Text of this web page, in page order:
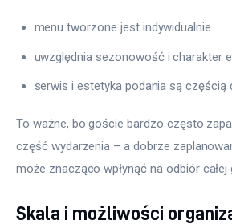
menu tworzone jest indywidualnie
uwzględnia sezonowość i charakter
serwis i estetyka podania są częścią
To ważne, bo goście bardzo często
część wydarzenia – a dobrze
może znacząco wpłynąć na odbiór całej
Skala i możliwości